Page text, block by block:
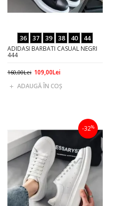
36 37 39 38 40 44
ADIDASI BARBATI CASUAL NEGRI
444
160,00Lei 109,00Lei
ADAUGĂ ÎN COŞ
-32%